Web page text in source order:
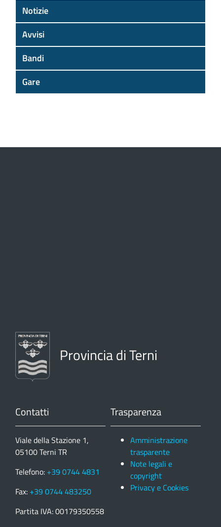
Notizie
Avvisi
Bandi
Gare
Provincia di Terni
Contatti
Viale della Stazione 1,
05100 Terni TR
Telefono: +39 0744 4831
Fax: +39 0744 483250
Partita IVA: 00179350558
Trasparenza
Amministrazione
trasparente
Note legali e
copyright
Privacy e Cookies